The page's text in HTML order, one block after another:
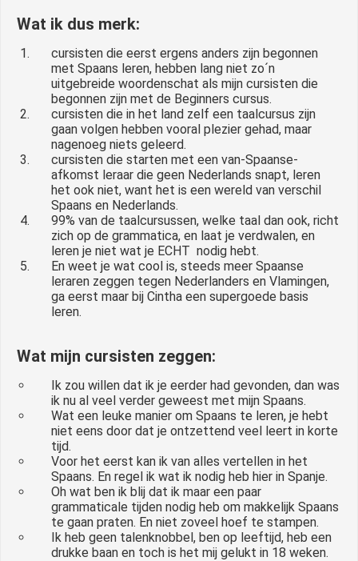
Wat ik dus merk:
cursisten die eerst ergens anders zijn begonnen
met Spaans leren, hebben lang niet zo´n
uitgebreide woordenschat als mijn cursisten die
begonnen zijn met de Beginners cursus.
cursisten die in het land zelf een taalcursus zijn
gaan volgen hebben vooral plezier gehad, maar
nagenoeg niets geleerd.
cursisten die starten met een van-Spaanse-
afkomst leraar die geen Nederlands snapt, leren
het ook niet, want het is een wereld van verschil
Spaans en Nederlands.
99% van de taalcursussen, welke taal dan ook, richt
zich op de grammatica, en laat je verdwalen, en
leren je niet wat je ECHT nodig hebt.
En weet je wat cool is, steeds meer Spaanse
leraren zeggen tegen Nederlanders en Vlamingen,
ga eerst maar bij Cintha een supergoede basis
leren.
Wat mijn cursisten zeggen:
Ik zou willen dat ik je eerder had gevonden, dan was
ik nu al veel verder geweest met mijn Spaans.
Wat een leuke manier om Spaans te leren, je hebt
niet eens door dat je ontzettend veel leert in korte
tijd.
Voor het eerst kan ik van alles vertellen in het
Spaans. En regel ik wat ik nodig heb hier in Spanje.
Oh wat ben ik blij dat ik maar een paar
grammaticale tijden nodig heb om makkelijk Spaans
te gaan praten. En niet zoveel hoef te stampen.
Ik heb geen talenknobbel, ben op leeftijd, heb een
drukke baan en toch is het mij gelukt in 18 weken.